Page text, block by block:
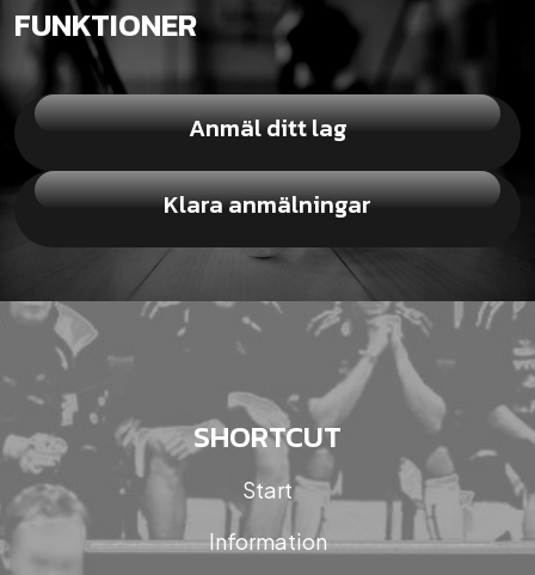
FUNKTIONER
Anmäl ditt lag
Klara anmälningar
SHORTCUT
Start
Information